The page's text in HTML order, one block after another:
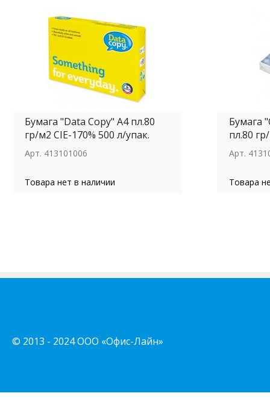
Бумага "Data Copy" А4 пл.80
гр/м2 CIE-170% 500 л/упак.
Арт. 413101006
Товара нет в наличии
Бумага
пл.80
Арт.
Товара
© 2013 - 2024 ООО «Офис-Лайн»